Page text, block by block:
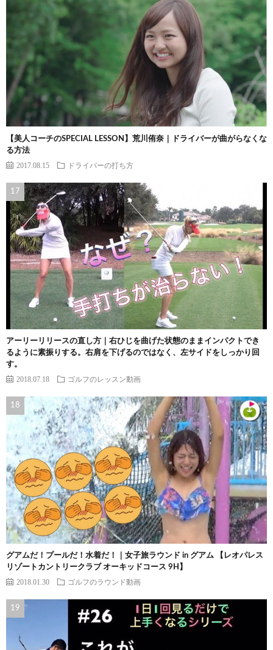
【美人コーチのSPECIAL LESSON】荒川侑奈｜ドライバーが曲がらなくな
る方法
2017.08.15 ドライバーの打ち方
アーリーリリースの直し方｜右ひじを曲げた状態のままインパクトでき
るように素振りする。右肩を下げるのではなく、左サイドをしっかり回
す。
2018.07.18 ゴルフのレッスン動画
グアムだ！プールだ！水着だ！｜女子旅ラウンド in グアム 【レオパレス
リゾートカントリークラブ オーキッドコース 9H】
2018.01.30 ゴルフのラウンド動画